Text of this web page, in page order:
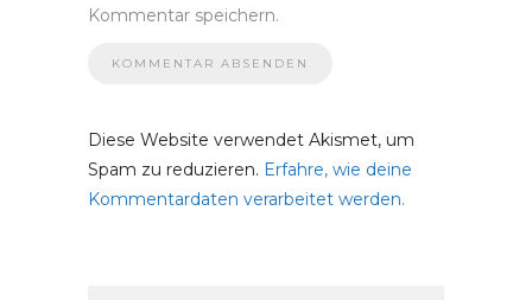
Kommentar speichern.
Diese Website verwendet Akismet, um
Spam zu reduzieren. Erfahre, wie deine
Kommentardaten verarbeitet werden.